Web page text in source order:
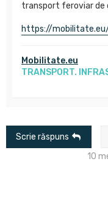
transport feroviar de
https://
Mobilitate.eu
TRANSPORT.
Scrie răspuns
10